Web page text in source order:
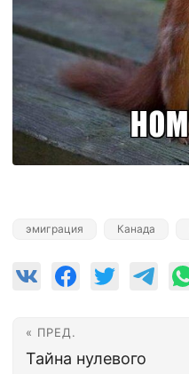
эмиграция Канада
« ПРЕД.
Тайна нулевого